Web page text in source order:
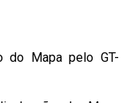
do Mapa pelo GT-